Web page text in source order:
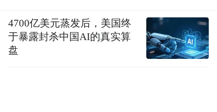
4700亿美元蒸发后，美国终
于暴露封杀中国AI的真实算
盘